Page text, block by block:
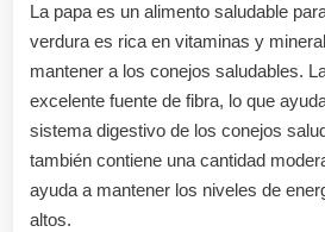
La papa es un alimento saludable
verdura es rica en vitaminas y
mantener a los conejos saludables.
excelente fuente de fibra, lo que
sistema digestivo de los conejos
también contiene una cantidad
ayuda a mantener los niveles de
altos.